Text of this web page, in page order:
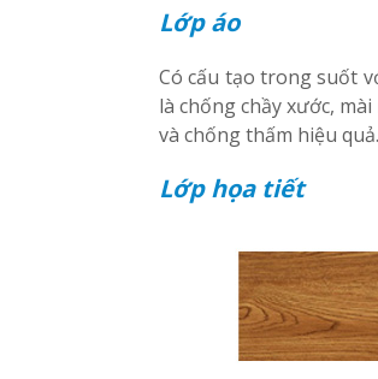
Lớp áo
Có cấu tạo trong suốt
là chống chầy xước,
và chống thấm hiệu quả.
Lớp họa tiết